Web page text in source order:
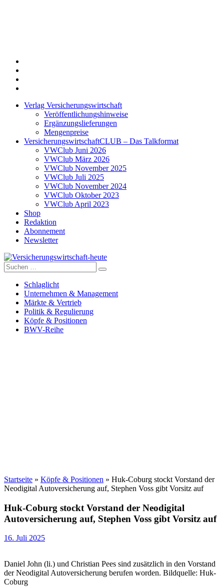
Verlag Versicherungswirtschaft
Veröffentlichungshinweise
Ergänzungslieferungen
Mengenpreise
VersicherungswirtschaftCLUB – Das Talkformat
VWClub Juni 2026
VWClub März 2026
VWClub November 2025
VWClub Juli 2025
VWClub November 2024
VWClub Oktober 2023
VWClub April 2023
Shop
Redaktion
Abonnement
Newsletter
Versicherungswirtschaft-heute
Suche
nach:
Schlaglicht
Unternehmen & Management
Märkte & Vertrieb
Politik & Regulierung
Köpfe & Positionen
BWV-Reihe
Startseite » Köpfe & Positionen » Huk-Coburg stockt Vorstand der
Neodigital Autoversicherung auf, Stephen Voss gibt Vorsitz auf
Huk-Coburg stockt Vorstand der Neodigital
Autoversicherung auf, Stephen Voss gibt Vorsitz auf
16. Juli 2025
Daniel John (li.) und Christian Pees sind zusätzlich in den Vorstand
der Neodigital Autoversicherung berufen worden. Bildquelle: Huk-
Coburg